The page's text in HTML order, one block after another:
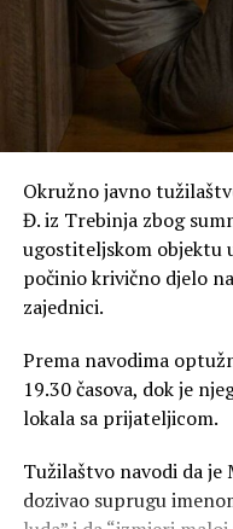
Okružno javno
Đ. iz Trebinja zbog
ugostiteljskom objektu
počinio krivično djelo
zajednici.
Prema navodima
19.30 časova, dok je
lokala sa prijateljicom.
Tužilaštvo navodi da je
dozivao suprugu